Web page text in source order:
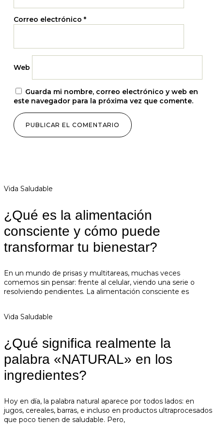
Correo electrónico *
Web
Guarda mi nombre, correo electrónico y web en
este navegador para la próxima vez que comente.
Vida Saludable
¿Qué es la alimentación
consciente y cómo puede
transformar tu bienestar?
En un mundo de prisas y multitareas, muchas veces
comemos sin pensar: frente al celular, viendo una serie o
resolviendo pendientes. La alimentación consciente es
Vida Saludable
¿Qué significa realmente la
palabra «NATURAL» en los
ingredientes?
Hoy en día, la palabra natural aparece por todos lados: en
jugos, cereales, barras, e incluso en productos ultraprocesados
que poco tienen de saludable. Pero,